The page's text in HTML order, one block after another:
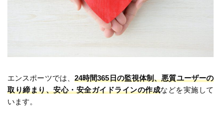
エンスポーツでは、24時間365日の監視体制、悪質ユーザーの
取り締まり、安心・安全ガイドラインの作成などを実施して
います。